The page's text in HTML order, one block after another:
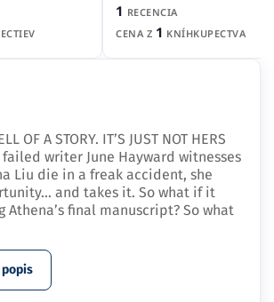
1 RECENCIA
CENA Z 1 KNÍHKUPECTVA
OF A STORY. IT’S JUST NOT HERS
failed writer June Hayward witnesses
Liu die in a freak accident, she
and takes it. So what if it
Athena’s final manuscript? So what